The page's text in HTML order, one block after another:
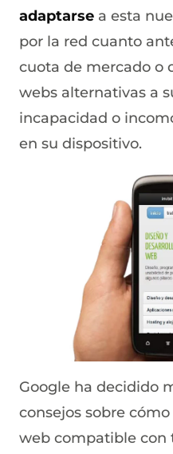
adaptarse a esta
por la red cuanto
cuota de mercado o
webs alternativas a
incapacidad o
en su dispositivo.
Google ha decidido
consejos sobre
web compatible con